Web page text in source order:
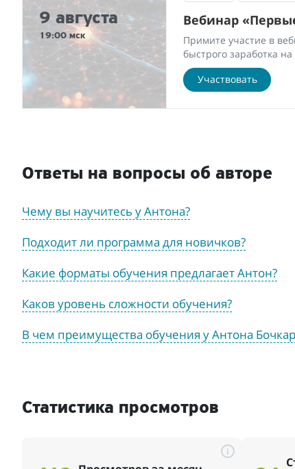
9 августа
19:00 мск
Вебинар
Примите участие в
быстрого заработка
Участвовать
Ответы на вопросы об авторе
Чему вы научитесь у Антона?
Подходит ли программа для новичков?
Какие форматы обучения предлагает Антон?
Каков уровень сложности обучения?
В чем преимущества обучения у Антона
Статистика просмотров
i